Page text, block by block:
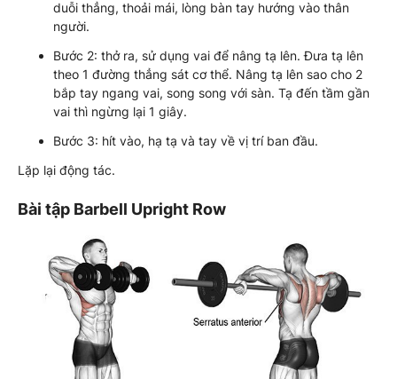
duỗi thẳng, thoải mái, lòng bàn tay hướng vào thân
người.
Bước 2: thở ra, sử dụng vai để nâng tạ lên. Đưa tạ lên
theo 1 đường thẳng sát cơ thể. Nâng tạ lên sao cho 2
bắp tay ngang vai, song song với sàn. Tạ đến tầm gần
vai thì ngừng lại 1 giây.
Bước 3: hít vào, hạ tạ và tay về vị trí ban đầu.
Lặp lại động tác.
Bài tập Barbell Upright Row